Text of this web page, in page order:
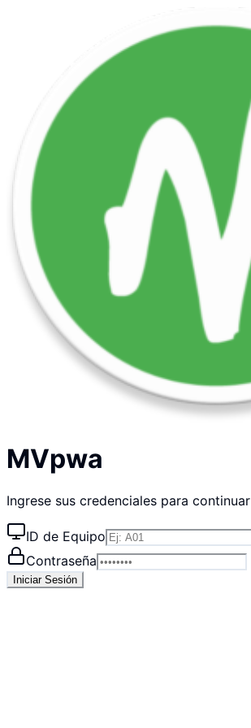
MVpwa
Ingrese sus credenciales para continuar
ID de Equipo
Contraseña
Iniciar Sesión